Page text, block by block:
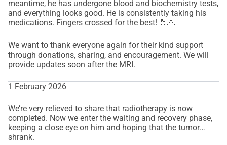
meantime, he has undergone blood and biochemistry tests,
and everything looks good. He is consistently taking his
medications. Fingers crossed for the best! 🤞🙏
We want to thank everyone again for their kind support
through donations, sharing, and encouragement. We will
provide updates soon after the MRI.
1 February 2026
We’re very relieved to share that radiotherapy is now
completed. Now we enter the waiting and recovery phase,
keeping a close eye on him and hoping that the tumor
shrank.